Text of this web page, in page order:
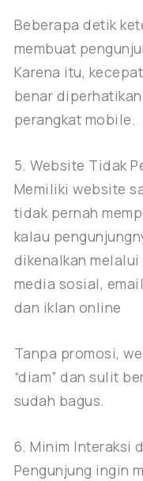
Beberapa detik
membuat
Karena itu,
benar
perangkat mobile.
5. Website Tidak
Memiliki website
tidak pernah
kalau
dikenalkan
media sosial,
dan iklan online
Tanpa promosi,
“diam” dan sulit
sudah bagus.
6. Minim Interaksi
Pengunjung ingin